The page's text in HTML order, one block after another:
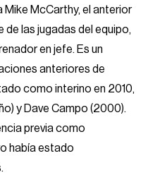
McCarthy, el anterior
las jugadas del equipo,
en jefe. Es un
anteriores de
como interino en 2010,
y Dave Campo (2000).
previa como
había estado